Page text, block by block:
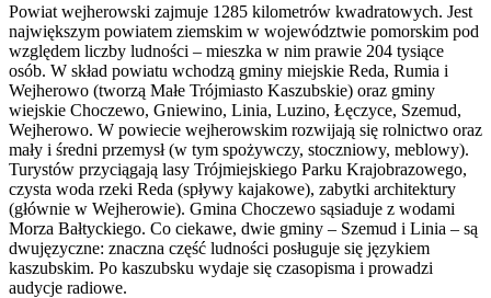
Powiat wejherowski zajmuje 1285 kilometrów kwadratowych. Jest
największym powiatem ziemskim w województwie pomorskim pod
względem liczby ludności – mieszka w nim prawie 204 tysiące
osób. W skład powiatu wchodzą gminy miejskie Reda, Rumia i
Wejherowo (tworzą Małe Trójmiasto Kaszubskie) oraz gminy
wiejskie Choczewo, Gniewino, Linia, Luzino, Łęczyce, Szemud,
Wejherowo. W powiecie wejherowskim rozwijają się rolnictwo oraz
mały i średni przemysł (w tym spożywczy, stoczniowy, meblowy).
Turystów przyciągają lasy Trójmiejskiego Parku Krajobrazowego,
czysta woda rzeki Reda (spływy kajakowe), zabytki architektury
(głównie w Wejherowie). Gmina Choczewo sąsiaduje z wodami
Morza Bałtyckiego. Co ciekawe, dwie gminy – Szemud i Linia – są
dwujęzyczne: znaczna część ludności posługuje się językiem
kaszubskim. Po kaszubsku wydaje się czasopisma i prowadzi
audycje radiowe.